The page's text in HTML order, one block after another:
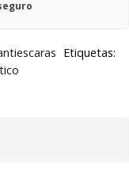
Etiquetas: